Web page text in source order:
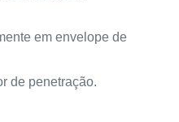
em envelope de
de penetração.